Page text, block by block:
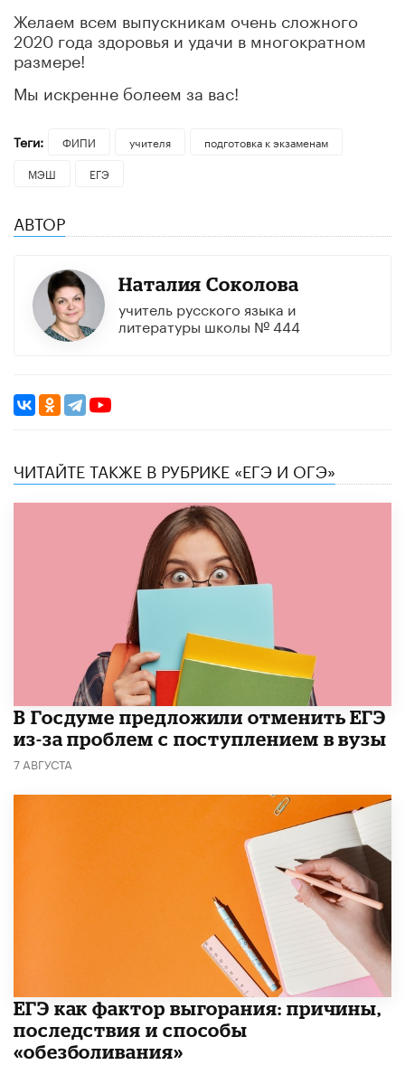
Желаем всем выпускникам очень сложного
2020 года здоровья и удачи в многократном
размере!
Мы искренне болеем за вас!
Теги: ФИПИ учителя
подготовка к экзаменам
МЭШ
ЕГЭ
АВТОР
Наталия Соколова
учитель русского языка и
литературы школы № 444
ЧИТАЙТЕ ТАКЖЕ В РУБРИКЕ «ЕГЭ И ОГЭ»
В Госдуме предложили отменить ЕГЭ
из-за проблем с поступлением в вузы
7 АВГУСТА
​ЕГЭ как фактор выгорания: причины,
последствия и способы
«обезболивания»